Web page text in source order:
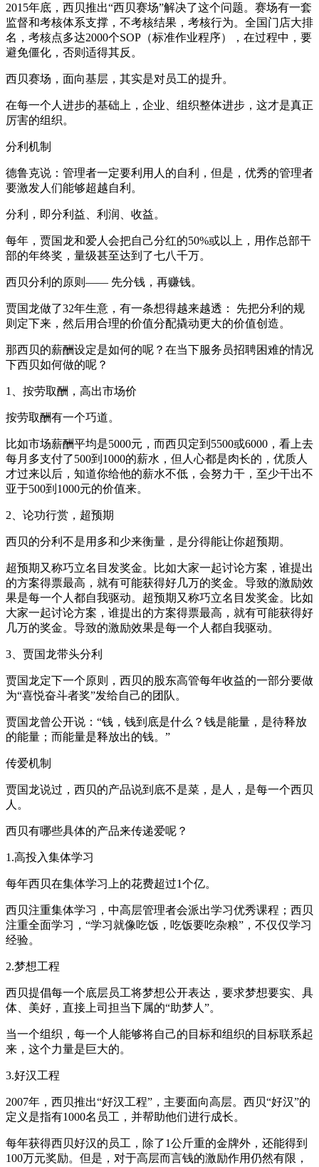
2015年底，西贝推出“西贝赛场”解决了这个问题。赛场有一套
监督和考核体系支撑，不考核结果，考核行为。全国门店大排
名，考核点多达2000个SOP（标准作业程序），在过程中，要
避免僵化，否则适得其反。
西贝赛场，面向基层，其实是对员工的提升。
在每一个人进步的基础上，企业、组织整体进步，这才是真正
厉害的组织。
分利机制
德鲁克说：管理者一定要利用人的自利，但是，优秀的管理者
要激发人们能够超越自利。
分利，即分利益、利润、收益。
每年，贾国龙和爱人会把自己分红的50%或以上，用作总部干
部的年终奖，量级甚至达到了七八千万。
西贝分利的原则—— 先分钱，再赚钱。
贾国龙做了32年生意，有一条想得越来越透： 先把分利的规
则定下来，然后用合理的价值分配撬动更大的价值创造。
那西贝的薪酬设定是如何的呢？在当下服务员招聘困难的情况
下西贝如何做的呢？
1、按劳取酬，高出市场价
按劳取酬有一个巧道。
比如市场薪酬平均是5000元，而西贝定到5500或6000，看上去
每月多支付了500到1000的薪水，但人心都是肉长的，优质人
才过来以后，知道你给他的薪水不低，会努力干，至少干出不
亚于500到1000元的价值来。
2、论功行赏，超预期
西贝的分利不是用多和少来衡量，是分得能让你超预期。
超预期又称巧立名目发奖金。比如大家一起讨论方案，谁提出
的方案得票最高，就有可能获得好几万的奖金。导致的激励效
果是每一个人都自我驱动。超预期又称巧立名目发奖金。比如
大家一起讨论方案，谁提出的方案得票最高，就有可能获得好
几万的奖金。导致的激励效果是每一个人都自我驱动。
3、贾国龙带头分利
贾国龙定下一个原则，西贝的股东高管每年收益的一部分要做
为“喜悦奋斗者奖”发给自己的团队。
贾国龙曾公开说：“钱，钱到底是什么？钱是能量，是待释放
的能量；而能量是释放出的钱。”
传爱机制
贾国龙说过，西贝的产品说到底不是菜，是人，是每一个西贝
人。
西贝有哪些具体的产品来传递爱呢？
1.高投入集体学习
每年西贝在集体学习上的花费超过1个亿。
西贝注重集体学习，中高层管理者会派出学习优秀课程；西贝
注重全面学习，“学习就像吃饭，吃饭要吃杂粮”，不仅仅学习
经验。
2.梦想工程
西贝提倡每一个底层员工将梦想公开表达，要求梦想要实、具
体、美好，直接上司担当下属的“助梦人”。
当一个组织，每一个人能够将自己的目标和组织的目标联系起
来，这个力量是巨大的。
3.好汉工程
2007年，西贝推出“好汉工程”，主要面向高层。西贝“好汉”的
定义是指有1000名员工，并帮助他们进行成长。
每年获得西贝好汉的员工，除了1公斤重的金牌外，还能得到
100万元奖励。但是，对于高层而言钱的激励作用仍然有限，